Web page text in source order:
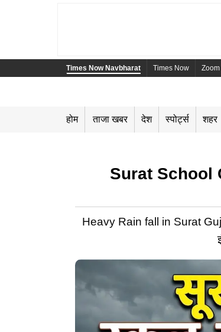
Times Now Navbharat Times Now Zoom
होम ताजा खबर देश स्पोर्ट्स शहर
Surat School
Heavy Rain fall in Surat